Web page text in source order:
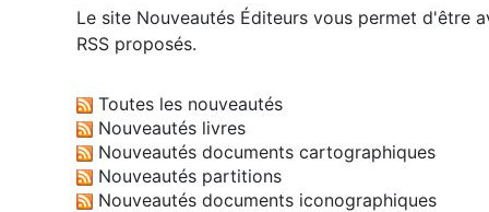
Le site Nouveautés Éditeurs vous permet d'être
RSS proposés.
Toutes les nouveautés
Nouveautés livres
Nouveautés documents cartographiques
Nouveautés partitions
Nouveautés documents iconographiques